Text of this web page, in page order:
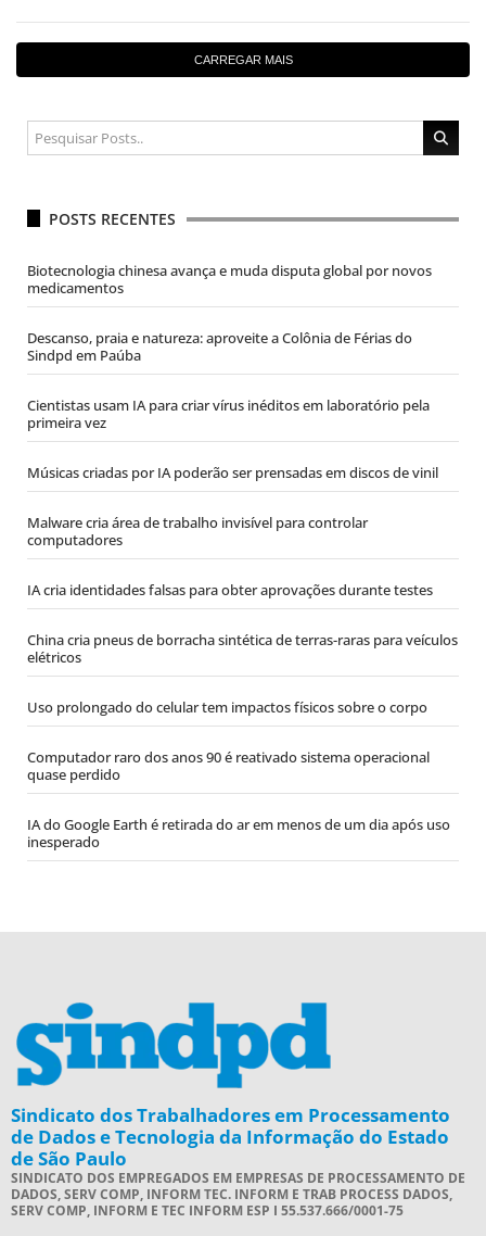
CARREGAR MAIS
POSTS RECENTES
Biotecnologia chinesa avança e muda disputa global por novos
medicamentos
Descanso, praia e natureza: aproveite a Colônia de Férias do
Sindpd em Paúba
Cientistas usam IA para criar vírus inéditos em laboratório pela
primeira vez
Músicas criadas por IA poderão ser prensadas em discos de vinil
Malware cria área de trabalho invisível para controlar
computadores
IA cria identidades falsas para obter aprovações durante testes
China cria pneus de borracha sintética de terras-raras para veículos
elétricos
Uso prolongado do celular tem impactos físicos sobre o corpo
Computador raro dos anos 90 é reativado sistema operacional
quase perdido
IA do Google Earth é retirada do ar em menos de um dia após uso
inesperado
Sindicato dos Trabalhadores em Processamento
de Dados e Tecnologia da Informação do Estado
de São Paulo
SINDICATO DOS EMPREGADOS EM EMPRESAS DE PROCESSAMENTO DE
DADOS, SERV COMP, INFORM TEC. INFORM E TRAB PROCESS DADOS,
SERV COMP, INFORM E TEC INFORM ESP I 55.537.666/0001-75